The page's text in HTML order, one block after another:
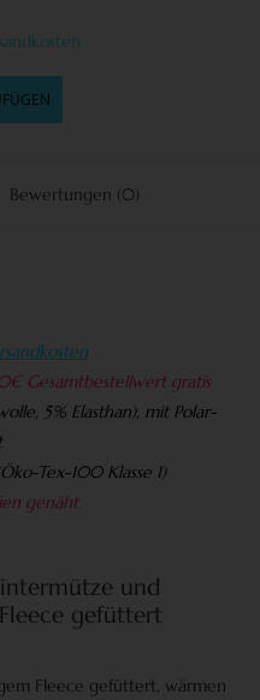
Bewertungen (0)
Gesamtbestellwert gratis
5% Elasthan), mit Polar-
Öko-Tex-100 Klasse 1)
genäht
und
gefüttert
Fleece gefüttert, wärmen